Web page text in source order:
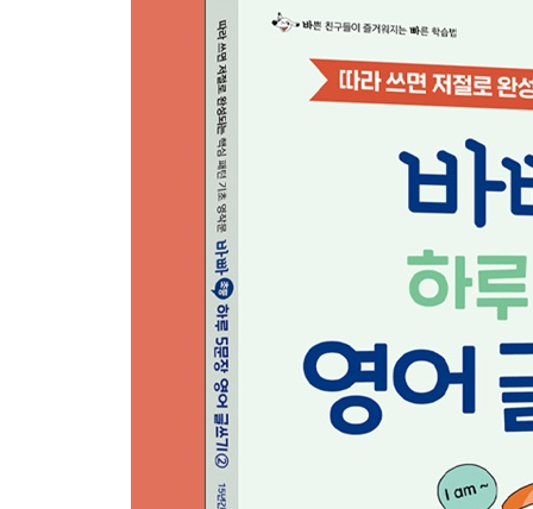
21 I Like Spring the Most.
22 Summer Is the Hottest Season.
23 Autumn Is a Color Season.
24 Winter Is Cold.
25 We Must Protect the Earth.
단어 모으기 & 문장 스트레칭
정답 및 해석